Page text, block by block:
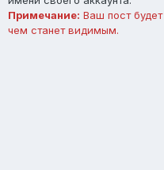
Примечание: Ваш пост
чем станет видимым.